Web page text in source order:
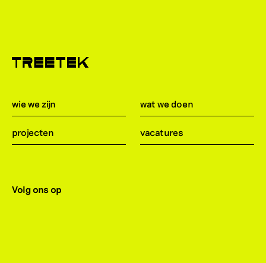
wie we zijn wat we doen
projecten vacatures
Volg ons op